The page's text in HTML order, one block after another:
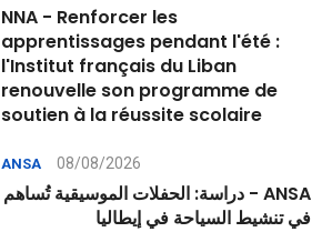
NNA - Renforcer les
apprentissages pendant l'été :
l'Institut français du Liban
renouvelle son programme de
soutien à la réussite scolaire
ANSA 08/08/2026
ANSA - دراسة: الحفلات الموسيقية تُساهم
في تنشيط السياحة في إيطاليا